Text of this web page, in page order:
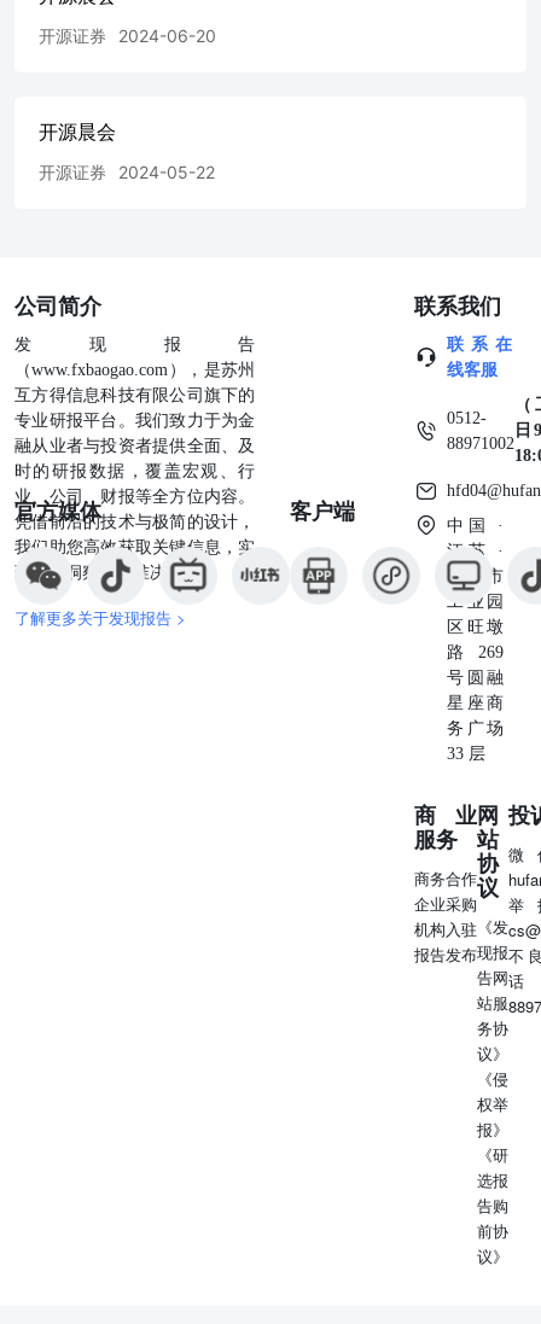
造、集成电路设计工具、芯片设计、封装测试、装备、零部
零部件国产化加速突破 据晶上联盟，此前两期大基金合计
私募股权投资等基金向集成电路产业投资额超过万亿元。现
大基金三期落地以及下游需求复苏，助力国内逻辑、存储晶
圆厂坚定持续扩产信心，半导体核心设备及零部件国产化有
望加速渗透。我们重点推荐先进制程关键设备相关标的：北
方华创（刻蚀/薄膜/炉管/清洗设备）、中微公司（刻
蚀/CVD/量测设备）、拓荆科技（PECVD/ALD/SACVD设
备）、芯源微（涂胶显影/清洗/临时键合设备）、华海清科
（CMP设备）、万业企业（离子注入机）、至纯科技（清
洗设备）、华峰测控（SoC测试机）。 其他先进制程关键设
备受益标的：微导纳米（ALD/PECVD设备）、盛美上海
（湿法/电镀设备）、精测电子（量检测设备）、中科飞测
（量检测设备）、精智达（DRAM测试设备）、赛腾股份
（量检测设备）等。 半导体核心零部件相关受益标的：富
创精密、新莱应材、英杰电气、正帆科技、江丰电子、华亚
智能、汉钟精机等。 风险提示：半导体行业波动风险；国
产设备推进不及预期；政策管控超预期。 【汽车】4月新能
源、出口端闪耀，新能源车下乡重磅开启——行业点评报
告-20240527 任浪（分析师）证书编号：S0790519100001|徐
剑峰（联系人）证书编号：S0790123070014 5月观察：车市
偏弱，“降价潮企稳+以旧换新+新能源车下乡”有望提振销量
正逐渐减弱，并且有损车企盈利能力，尤其是燃油车降价空
间相对有限，后续降价潮有望企稳。 5月车市仍旧疲软，尤
其是节后行业热度下滑明显。目前来看，以旧换新政策执行
需要一定时间、效果尚未显现，燃油车受新能源车强烈冲击
造成明显拖累。 展望后续，乘用车市场有望迎来复苏：(1)
降价潮有望企稳，观望情绪逐步消除，切实的优惠有望提振
销量；(2)中央层面报废更新政策、部分地方政府及车企叠
加的置换更新政策有望形成合力；(3)2024年新能源车下乡
活动开启，时间提前、范围扩大，叠加政府推动的补能基础
设施建设，有望加速下沉市场新能源车渗透。 行业：4月乘
用车零售偏弱、出口再创新高，新能源车渗透率再破40%大
关 4月在消费者对降价潮观望情绪以及以旧换新政策较强预
期等因素作用下，终端零售相对偏弱，尤其是燃油车造成明
显拖累。车企方面，受荣耀版车型表现亮眼推动，比亚迪月
销继续突破30万大关，奇瑞、吉利等车企销量同比也明显增
长。 新能源方面，4月新能源车批发销量渗透率再破40%，
同环比+6.00pct/3.25pct，预计与新能源车促销力度扩大有
关。车企方面，长安、长城等传统车企也正积极推动电动化
转型，在研半固态电池等新技术，理想等积极完善补能基础
开源证券 2024-06-20
开源晨会
开源证券 2024-05-22
公司简介
发现报告
（www.fxbaogao.com），是苏州
互方得信息科技有限公司旗下的
专业研报平台。我们致力于为金
融从业者与投资者提供全面、及
时的研报数据，覆盖宏观、行
业、公司、财报等全方位内容。
凭借前沿的技术与极简的设计，
我们助您高效获取关键信息，实
现深度洞察与精准决策。
了解更多关于发现报告 >
官方媒体 客户端
联系我们
联系在
线客服
0512-
88971002
日
中国 ·
江苏 ·
苏州市
工业园
区旺墩
路269
号圆融
星座商
务广场
33 层
商业
服务
商务合作
企业采购
机构入驻
报告发布
网
站
协
议
《发
现报
告网
站服
务协
议》
《侵
权举
报》
《研
选报
告购
前协
议》
投
微
举
不